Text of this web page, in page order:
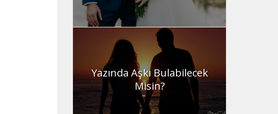
Yazında Aşkı Bulabilecek
Misin?